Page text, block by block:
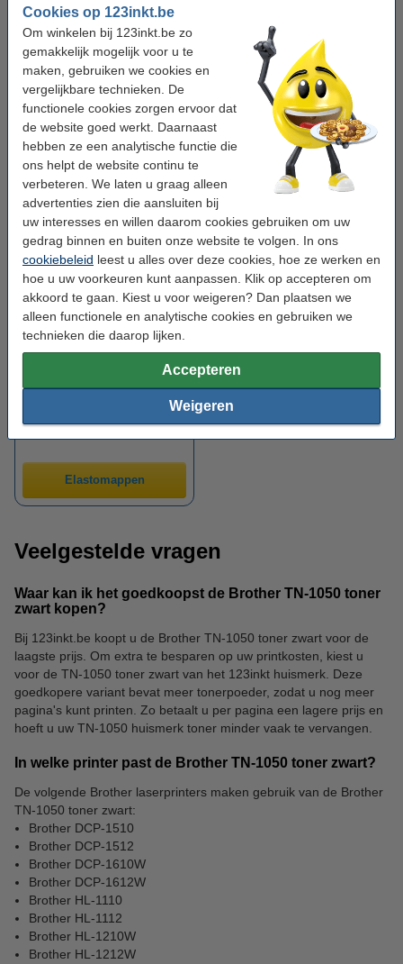
Cookies op 123inkt.be
Om winkelen bij 123inkt.be zo
gemakkelijk mogelijk voor u te
maken, gebruiken we cookies en
vergelijkbare technieken. De
functionele cookies zorgen ervoor dat
de website goed werkt. Daarnaast
hebben ze een analytische functie die
ons helpt de website continu te
verbeteren. We laten u graag alleen
advertenties zien die aansluiten bij
uw interesses en willen daarom cookies gebruiken om uw
gedrag binnen en buiten onze website te volgen. In ons
cookiebeleid leest u alles over deze cookies, hoe ze werken en
hoe u uw voorkeuren kunt aanpassen. Klik op accepteren om
akkoord te gaan. Kiest u voor weigeren? Dan plaatsen we
alleen functionele en analytische cookies en gebruiken we
technieken die daarop lijken.
Accepteren
Weigeren
Naast de zwarte Brother TN-1050 toner heeft u natuurlijk ook nog
wat andere producten nodig om documenten te printen. Bestel
daarom direct een pak of doos
123inkt printpapier
mee. Om uw
Brother laserprinter in topconditie te houden, reinigt u af en toe
uw Brother TN-1050 toner met een laserprinter reinigingsdoek.
Bestel ook de onderstaande benodigdheden mee voor uw
werkplek op kantoor of thuis.
Brievenbakken Bureau-accessoires
Elastomappen
Veelgestelde vragen
Waar kan ik het goedkoopst de Brother TN-1050 toner
zwart kopen?
Bij 123inkt.be koopt u de Brother TN-1050 toner zwart voor de
laagste prijs. Om extra te besparen op uw printkosten, kiest u
voor de TN-1050 toner zwart van het 123inkt huismerk. Deze
goedkopere variant bevat meer tonerpoeder, zodat u nog meer
pagina's kunt printen. Zo betaalt u per pagina een lagere prijs en
hoeft u uw TN-1050 huismerk toner minder vaak te vervangen.
In welke printer past de Brother TN-1050 toner zwart?
De volgende Brother laserprinters maken gebruik van de Brother
TN-1050 toner zwart:
Brother DCP-1510
Brother DCP-1512
Brother DCP-1610W
Brother DCP-1612W
Brother HL-1110
Brother HL-1112
Brother HL-1210W
Brother HL-1212W